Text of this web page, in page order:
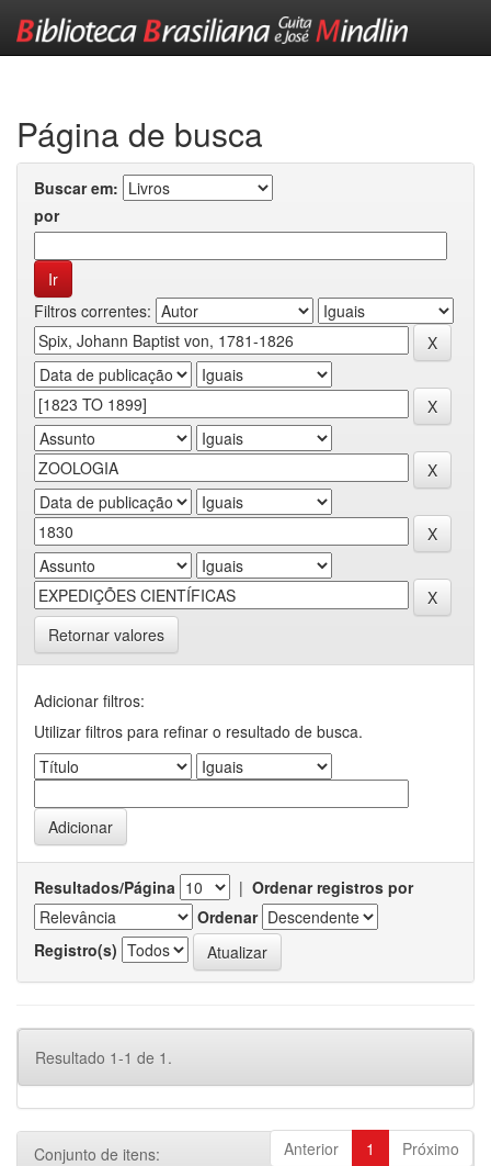
Página de busca
Buscar em:
por
Filtros correntes:
Retornar valores
Adicionar filtros:
Utilizar filtros para refinar o resultado de busca.
Resultados/Página | Ordenar registros por
Ordenar
Registro(s)
Resultado 1-1 de 1.
Anterior 1 Próximo
Conjunto de itens: